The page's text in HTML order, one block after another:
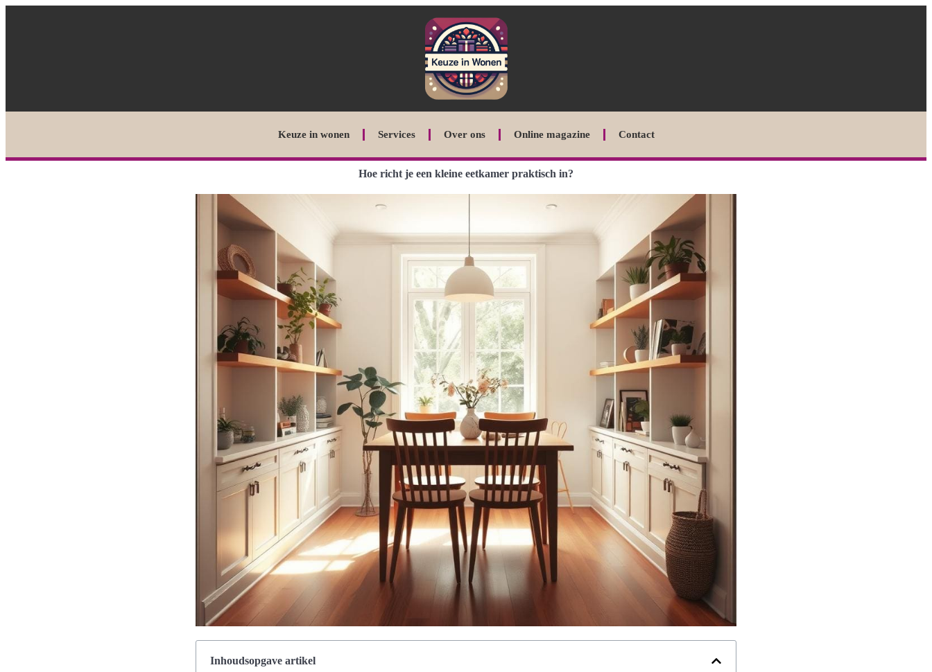
Keuze in wonen Services Over ons Online magazine Contact
Hoe richt je een kleine eetkamer praktisch in?
Inhoudsopgave artikel